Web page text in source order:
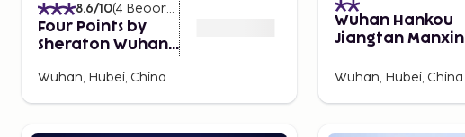
8.6/10(4 Beoordelingen
Four Points by
Sheraton Wuhan,
Wuhan, Hubei, China
Wuhan Hankou
Jiangtan Manxin
Wuhan, Hubei, China